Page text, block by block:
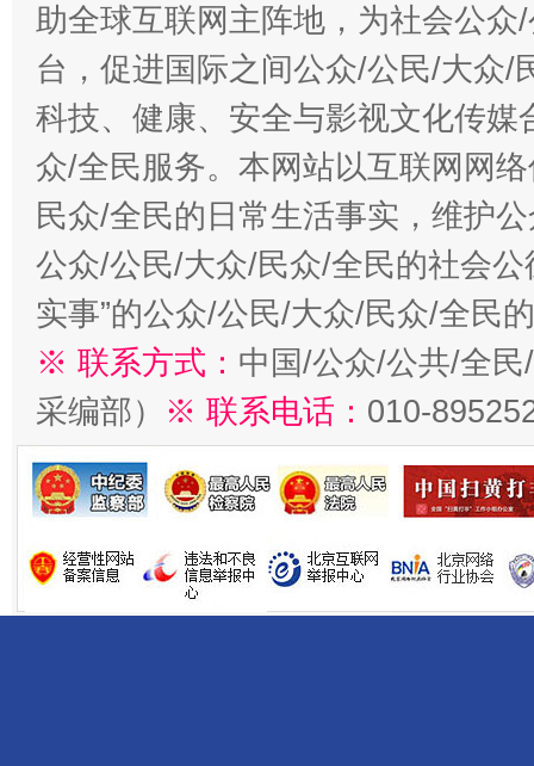
助全球互联网主阵地，为社会公
台，促进国际之间公众/公民/大众/
科技、健康、安全与影视文化传
众/全民服务。本网站以互联网网
民众/全民的日常生活事实，维护
公众/公民/大众/民众/全民的社会公
实事”的公众/公民/大众/民众/全民
※ 联系方式： 中国/公众/公共/全
采编部） ※ 联系电话： 010-